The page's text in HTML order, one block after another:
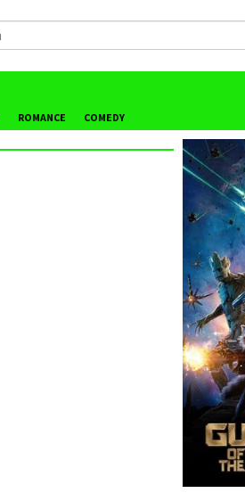
ROMANCE COMEDY